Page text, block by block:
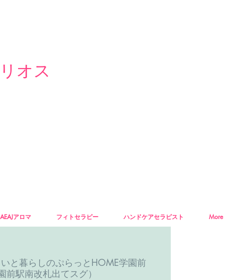
オス
AEAJアロマ フィトセラピー ハンドケアセラピスト More
と暮らしのぷらっとHOME学園前
前駅南改札出てスグ）